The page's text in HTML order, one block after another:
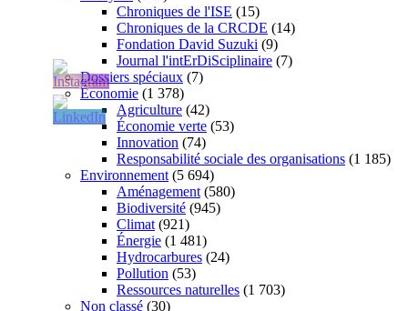
Chroniques de l'ISE (15)
Chroniques de la CRCDE (14)
Fondation David Suzuki (9)
Journal l'intErDiSciplinaire (7)
Dossiers spéciaux (7)
Économie (1 378)
Agriculture (42)
Économie verte (53)
Innovation (74)
Responsabilité sociale des organisations (1 185)
Environnement (5 694)
Aménagement (580)
Biodiversité (945)
Climat (921)
Énergie (1 481)
Hydrocarbures (24)
Pollution (53)
Ressources naturelles (1 703)
Non classé (30)